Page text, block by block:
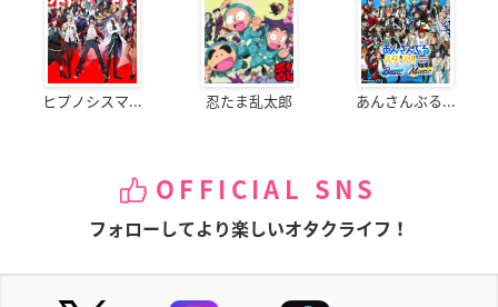
ヒプノシスマ... 忍たま乱太郎 あんさんぶる...
OFFICIAL SNS
フォローしてより楽しいオタクライフ！